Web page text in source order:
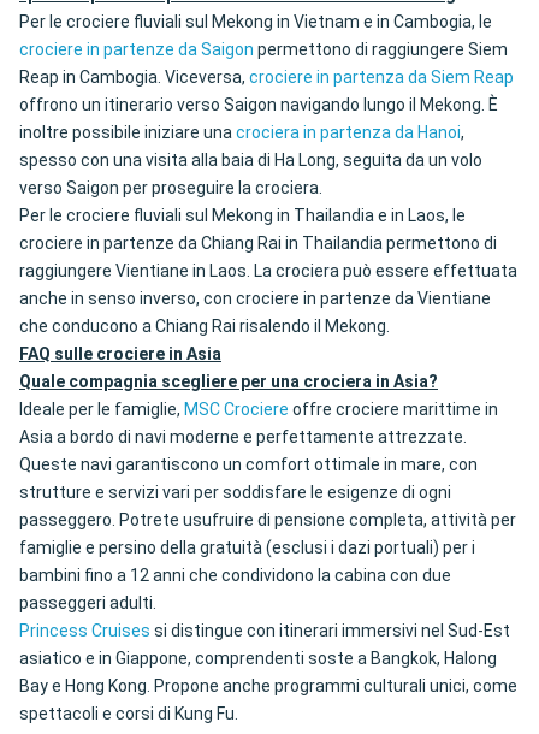
Per le crociere fluviali sul Mekong in Vietnam e in Cambogia, le
crociere in partenze da Saigon permettono di raggiungere Siem
Reap in Cambogia. Viceversa, crociere in partenza da Siem Reap
offrono un itinerario verso Saigon navigando lungo il Mekong. È
inoltre possibile iniziare unacrociera in partenza da Hanoi,
spesso con una visita alla baia di Ha Long, seguita da un volo
verso Saigon per proseguire la crociera.
Per le crociere fluviali sul Mekong in Thailandia e in Laos, le
crociere in partenze da Chiang Rai in Thailandia permettono di
raggiungere Vientiane in Laos. La crociera può essere effettuata
anche in senso inverso, con crociere in partenze da Vientiane
che conducono a Chiang Rai risalendo il Mekong.
FAQ sulle crociere in Asia
Quale compagnia scegliere per una crociera in Asia?
Ideale per le famiglie, MSC Crociere offre crociere marittime in
Asia a bordo di navi moderne e perfettamente attrezzate.
Queste navi garantiscono un comfort ottimale in mare, con
strutture e servizi vari per soddisfare le esigenze di ogni
passeggero. Potrete usufruire di pensione completa, attività per
famiglie e persino della gratuità (esclusi i dazi portuali) per i
bambini fino a 12 anni che condividono la cabina con due
passeggeri adulti.
Princess Cruises si distingue con itinerari immersivi nel Sud-Est
asiatico e in Giappone, comprendenti soste a Bangkok, Halong
Bay e Hong Kong. Propone anche programmi culturali unici, come
spettacoli e corsi di Kung Fu.